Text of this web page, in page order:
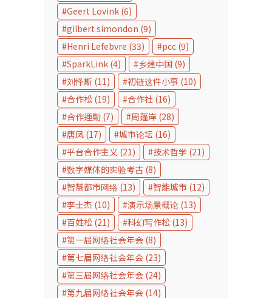
Geert Lovink (6)
gilbert simondon (9)
Henri Lefebvre (33) pcc (9)
SparkLink (4) 乡建中国 (9)
刘怿斯 (11) 初链这件小事 (10)
合作松 (19) 合作社 (16)
合作運動 (7) 周蓬岸 (28)
唐凤 (17) 城市论坛 (16)
平台合作主义 (21) 技术哲学 (21)
数字媒体的实验考古 (8)
智慧都市网络 (13) 智能城市 (12)
李士杰 (10) 演示场景概论 (13)
百姓松 (21) 科幻写作松 (13)
第一届网络社会年会 (8)
第七届网络社会年会 (23)
第三届网络社会年会 (24)
第九届网络社会年会 (14)